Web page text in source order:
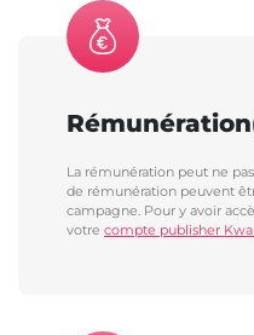
La rémunération peut ne
de rémunération peuvent
campagne. Pour y avoir
votre compte publisher